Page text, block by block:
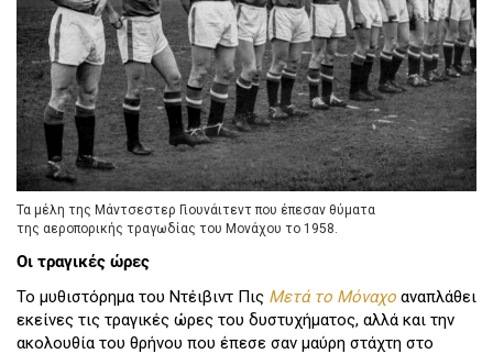
Τα μέλη της Μάντσεστερ Γιουνάιτεντ που έπεσαν θύματα
της αεροπορικής τραγωδίας του Μονάχου το 1958.
Οι τραγικές ώρες
Το μυθιστόρημα του Ντέιβιντ Πις Μετά το Μόναχο αναπλάθει
εκείνες τις τραγικές ώρες του δυστυχήματος, αλλά και την
ακολουθία του θρήνου που έπεσε σαν μαύρη στάχτη στο